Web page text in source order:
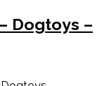
Dogtoys –